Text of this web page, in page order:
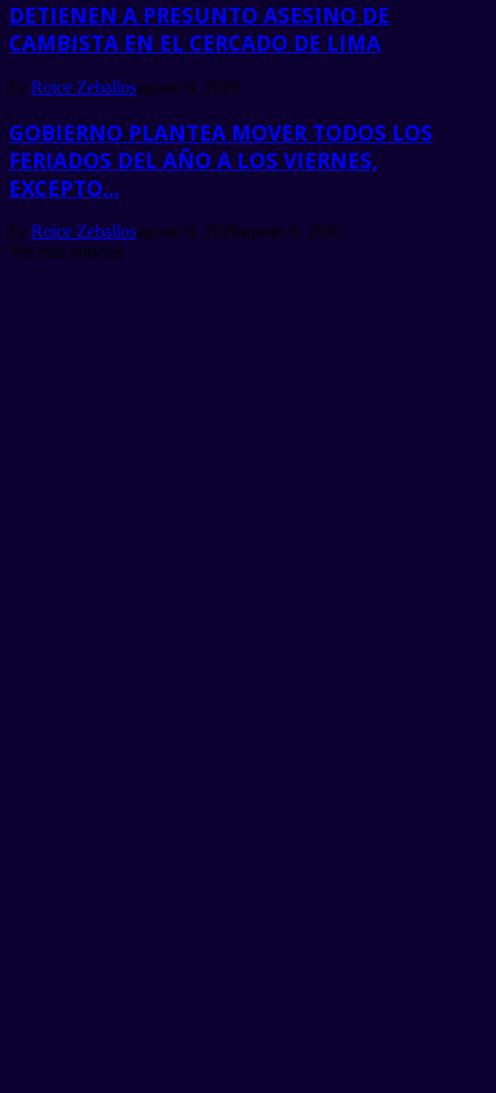
DETIENEN A PRESUNTO ASESINO DE
CAMBISTA EN EL CERCADO DE LIMA
by Roice Zeballosagosto 8, 2026
GOBIERNO PLANTEA MOVER TODOS LOS
FERIADOS DEL AÑO A LOS VIERNES,
EXCEPTO...
by Roice Zeballosagosto 8, 2026agosto 8, 2026
Ver más noticias